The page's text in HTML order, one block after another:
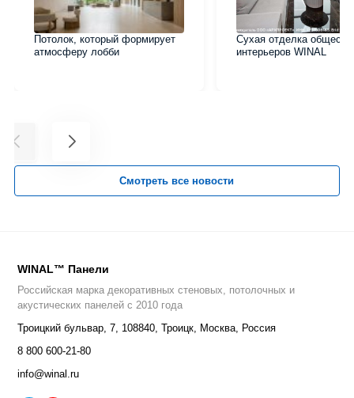
Потолок, который формирует
атмосферу лобби
Сухая отделка
интерьеров WINAL
Смотреть все новости
WINAL™ Панели
Российская марка декоративных стеновых, потолочных и
акустических панелей с 2010 года
Троицкий бульвар, 7, 108840,Троицк, Москва, Россия
8 800 600-21-80
info@winal.ru